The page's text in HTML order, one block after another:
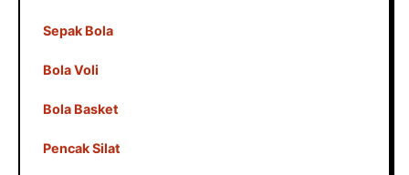
Sepak Bola
Bola Voli
Bola Basket
Pencak Silat